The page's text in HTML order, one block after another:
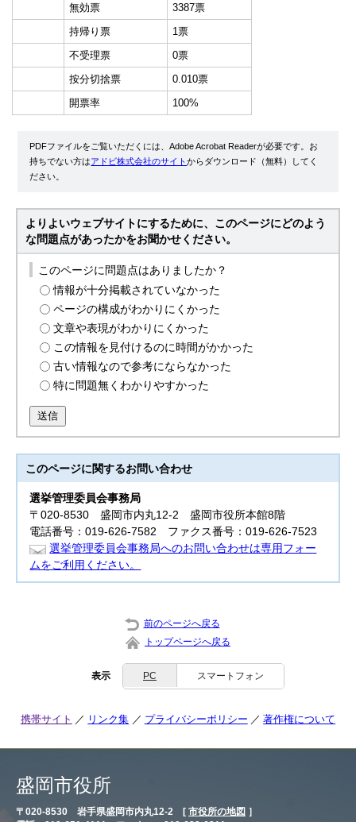
無効票
3387票
持帰り票
1票
不受理票
0票
按分切捨票
0.010票
開票率
100%
PDFファイルをご覧いただくには、Adobe Acrobat Readerが必要です。お
持ちでない方はアドビ株式会社のサイトからダウンロード（無料）してく
ださい。
よりよいウェブサイトにするために、このページにどのよう
な問題点があったかをお聞かせください。
このページに問題点はありましたか？
情報が十分掲載されていなかった
ページの構成がわかりにくかった
文章や表現がわかりにくかった
この情報を見付けるのに時間がかかった
古い情報なので参考にならなかった
特に問題無くわかりやすかった
送信
このページに関するお問い合わせ
選挙管理委員会事務局
〒020-8530 盛岡市内丸12-2 盛岡市役所本館8階
電話番号：019-626-7582 ファクス番号：019-626-7523
選挙管理委員会事務局へのお問い合わせは専用フォー
ムをご利用ください。
前のページへ戻る
トップページへ戻る
表示 PC スマートフォン
携帯サイト リンク集 プライバシーポリシー 著作権について
盛岡市役所
〒020-8530 岩手県盛岡市内丸12-2 [ 市役所の地図 ］